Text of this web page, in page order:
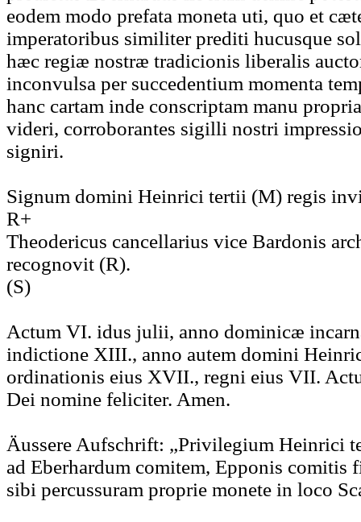
eodem modo prefata moneta uti, quo et
imperatoribus similiter prediti hucusque
hæc regiæ nostræ tradicionis liberalis
inconvulsa per succedentium momenta
hanc cartam inde conscriptam manu
videri, corroborantes sigilli nostri
signiri.
Signum domini Heinrici tertii (M) regis
R+
Theodericus cancellarius vice Bardonis
recognovit (R).
(S)
Actum VI. idus julii, anno dominicæ
indictione XIII., anno autem domini
ordinationis eius XVII., regni eius VII.
Dei nomine feliciter. Amen.
Äussere Aufschrift: „Privilegium Heinrici
ad Eberhardum comitem, Epponis comitis
sibi percussuram proprie monete in loco